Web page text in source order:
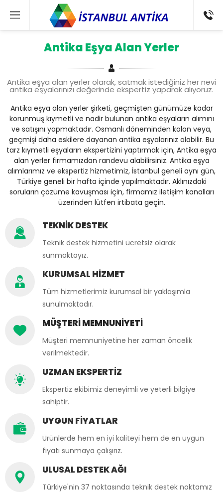
Antika Eşya Alan Yerler
Antika eşya alan yerler olarak, satmak istediğiniz her nevi
antika eşyalarınızı değerinde ekspertiz yaparak alıyoruz.
Antika eşya alan yerler şirketi, geçmişten günümüze kadar
korunmuş kıymetli ve nadir bulunan antika eşyaların alımını
ve satışını yapmaktadır. Osmanlı döneminden kalan veya,
geçmişi daha eskilere dayanan antika eşyalarınız olabilir. Bu
tarz kıymetli eşyaların ekspertizini yaptırmak için, Antika eşya
alan yerler firmamızdan randevu alabilirsiniz. Antika eşya
alımlarımız ve ekspertiz hizmetimiz, İstanbul geneli aynı gün,
Türkiye geneli bir hafta içinde yapılmaktadır. Aklınızdaki
soruların çözüme kavuşması için, firmamız iletişim kanalları
üzerinden lütfen irtibata geçin.
TEKNİK DESTEK
Teknik destek hizmetini ücretsiz olarak
sunmaktayız.
KURUMSAL HİZMET
Tüm hizmetlerimiz kurumsal bir yaklaşımla
sunulmaktadır.
MÜŞTERİ MEMNUNİYETİ
Müşteri memnuniyetine her zaman öncelik
verilmektedir.
UZMAN EKSPERTİZ
Ekspertiz ekibimiz deneyimli ve yeterli bilgiye
sahiptir.
UYGUN FİYATLAR
Ürünlerde hem en iyi kaliteyi hem de en uygun
fiyatı sunmaya çalışırız.
ULUSAL DESTEK AĞI
Türkiye'nin 37 noktasında teknik destek noktamız